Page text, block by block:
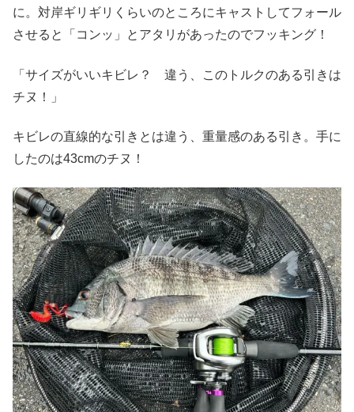
に。対岸ギリギリくらいのところにキャストしてフォール
させると「コンッ」とアタリがあったのでフッキング！
「サイズがいいキビレ？ 違う、このトルクのある引きは
チヌ！」
キビレの直線的な引きとは違う、重量感のある引き。手に
したのは43cmのチヌ！